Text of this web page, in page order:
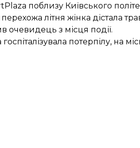
поблизу Київського
літня жінка дістала
з місця події.
потерпілу, на